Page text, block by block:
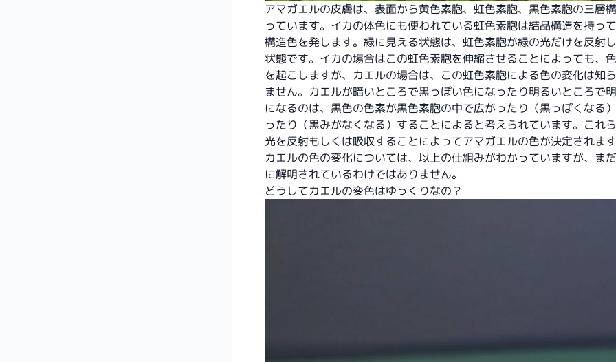
アマガエルの皮膚は、表面から黄色素胞、虹色素胞、黒色素胞の三層
っています。イカの体色にも使われている虹色素胞は結晶構造を持っ
構造色を発します。緑に見える状態は、虹色素胞が緑の光だけを反射
状態です。イカの場合はこの虹色素胞を伸縮させることによっても、
を起こしますが、カエルの場合は、この虹色素胞による色の変化は知
ません。カエルが暗いところで黒っぽい色になったり明るいところで
になるのは、黒色の色素が黒色素胞の中で広がったり（黒っぽくなる
ったり（黒みがなくなる）することによると考えられています。これ
光を反射もしくは吸収することによってアマガエルの色が決定されま
カエルの色の変化については、以上の仕組みがわかっていますが、ま
に解明されているわけではありません。
どうしてカエルの変色はゆっくりなの？